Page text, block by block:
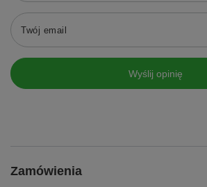
Twój email
Wyślij opinię
Zamówienia